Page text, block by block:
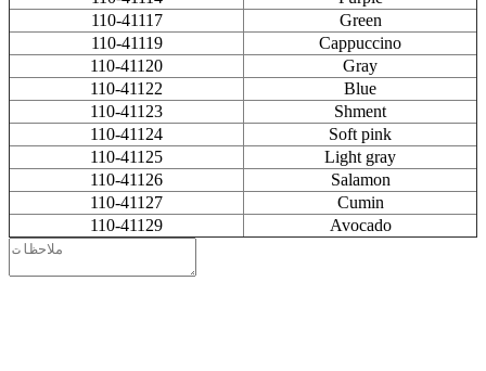
110-41117
Green
110-41119
Cappuccino
110-41120
Gray
110-41122
Blue
110-41123
Shment
110-41124
Soft pink
110-41125
Light gray
110-41126
Salamon
110-41127
Cumin
110-41129
Avocado